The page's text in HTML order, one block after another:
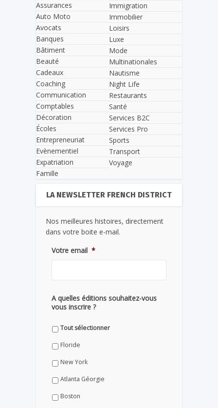
Assurances
Auto Moto
Avocats
Banques
Bâtiment
Beauté
Cadeaux
Coaching
Communication
Comptables
Décoration
Écoles
Entrepreneuriat
Evènementiel
Expatriation
Famille
Immigration
Immobilier
Loisirs
Luxe
Mode
Multinationales
Nautisme
Night Life
Restaurants
Santé
Services B2C
Services Pro
Sports
Transport
Voyage
LA NEWSLETTER FRENCH DISTRICT
Nos meilleures histoires, directement
dans votre boite e-mail.
Votre email *
A quelles éditions souhaitez-vous
vous inscrire ?
Tout sélectionner
Floride
New York
Atlanta Géorgie
Boston